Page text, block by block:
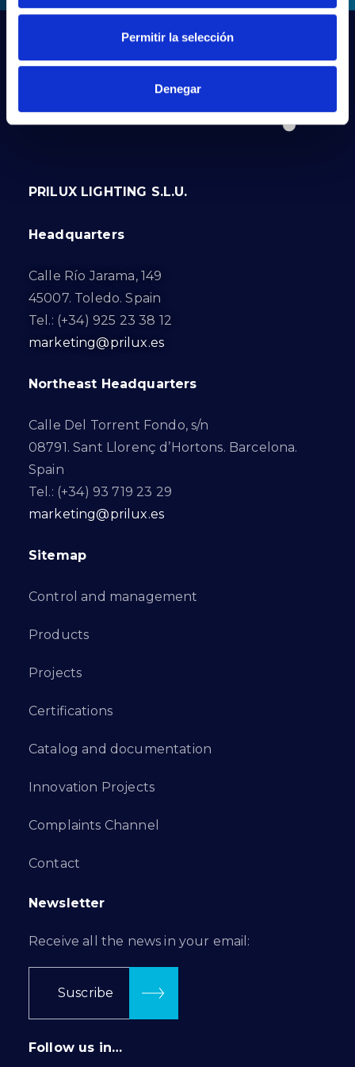
Permitir la selección
Denegar
PRILUX LIGHTING S.L.U.
Headquarters
Calle Río Jarama, 149
45007. Toledo. Spain
Tel.: (+34) 925 23 38 12
marketing@prilux.es
Northeast Headquarters
Calle Del Torrent Fondo, s/n
08791. Sant Llorenç d’Hortons. Barcelona.
Spain
Tel.: (+34) 93 719 23 29
marketing@prilux.es
Sitemap
Control and management
Products
Projects
Certifications
Catalog and documentation
Innovation Projects
Complaints Channel
Contact
Newsletter
Receive all the news in your email:
Suscribe
Follow us in…